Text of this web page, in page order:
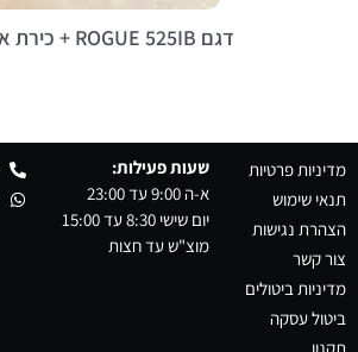
דגם ROGUE 525IB + כירת אינפרא
מדיניות פרטיות
תנאי שימוש
הצהרת נגישות
צור קשר
מדיניות ביטולים
ביטול עסקה
שעות פעילות:
א-ה 9:00 עד 23:00
יום שישי 8:30 עד 15:00
מוצ"ש עד חצות